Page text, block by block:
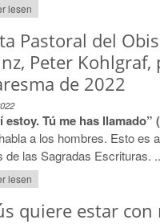
lesen
Pastoral del
Peter Kohlgraf,
de 2022
estoy. Tú me has llamado”
a los hombres. Esto es
de las Sagradas Escrituras.
lesen
quiere estar